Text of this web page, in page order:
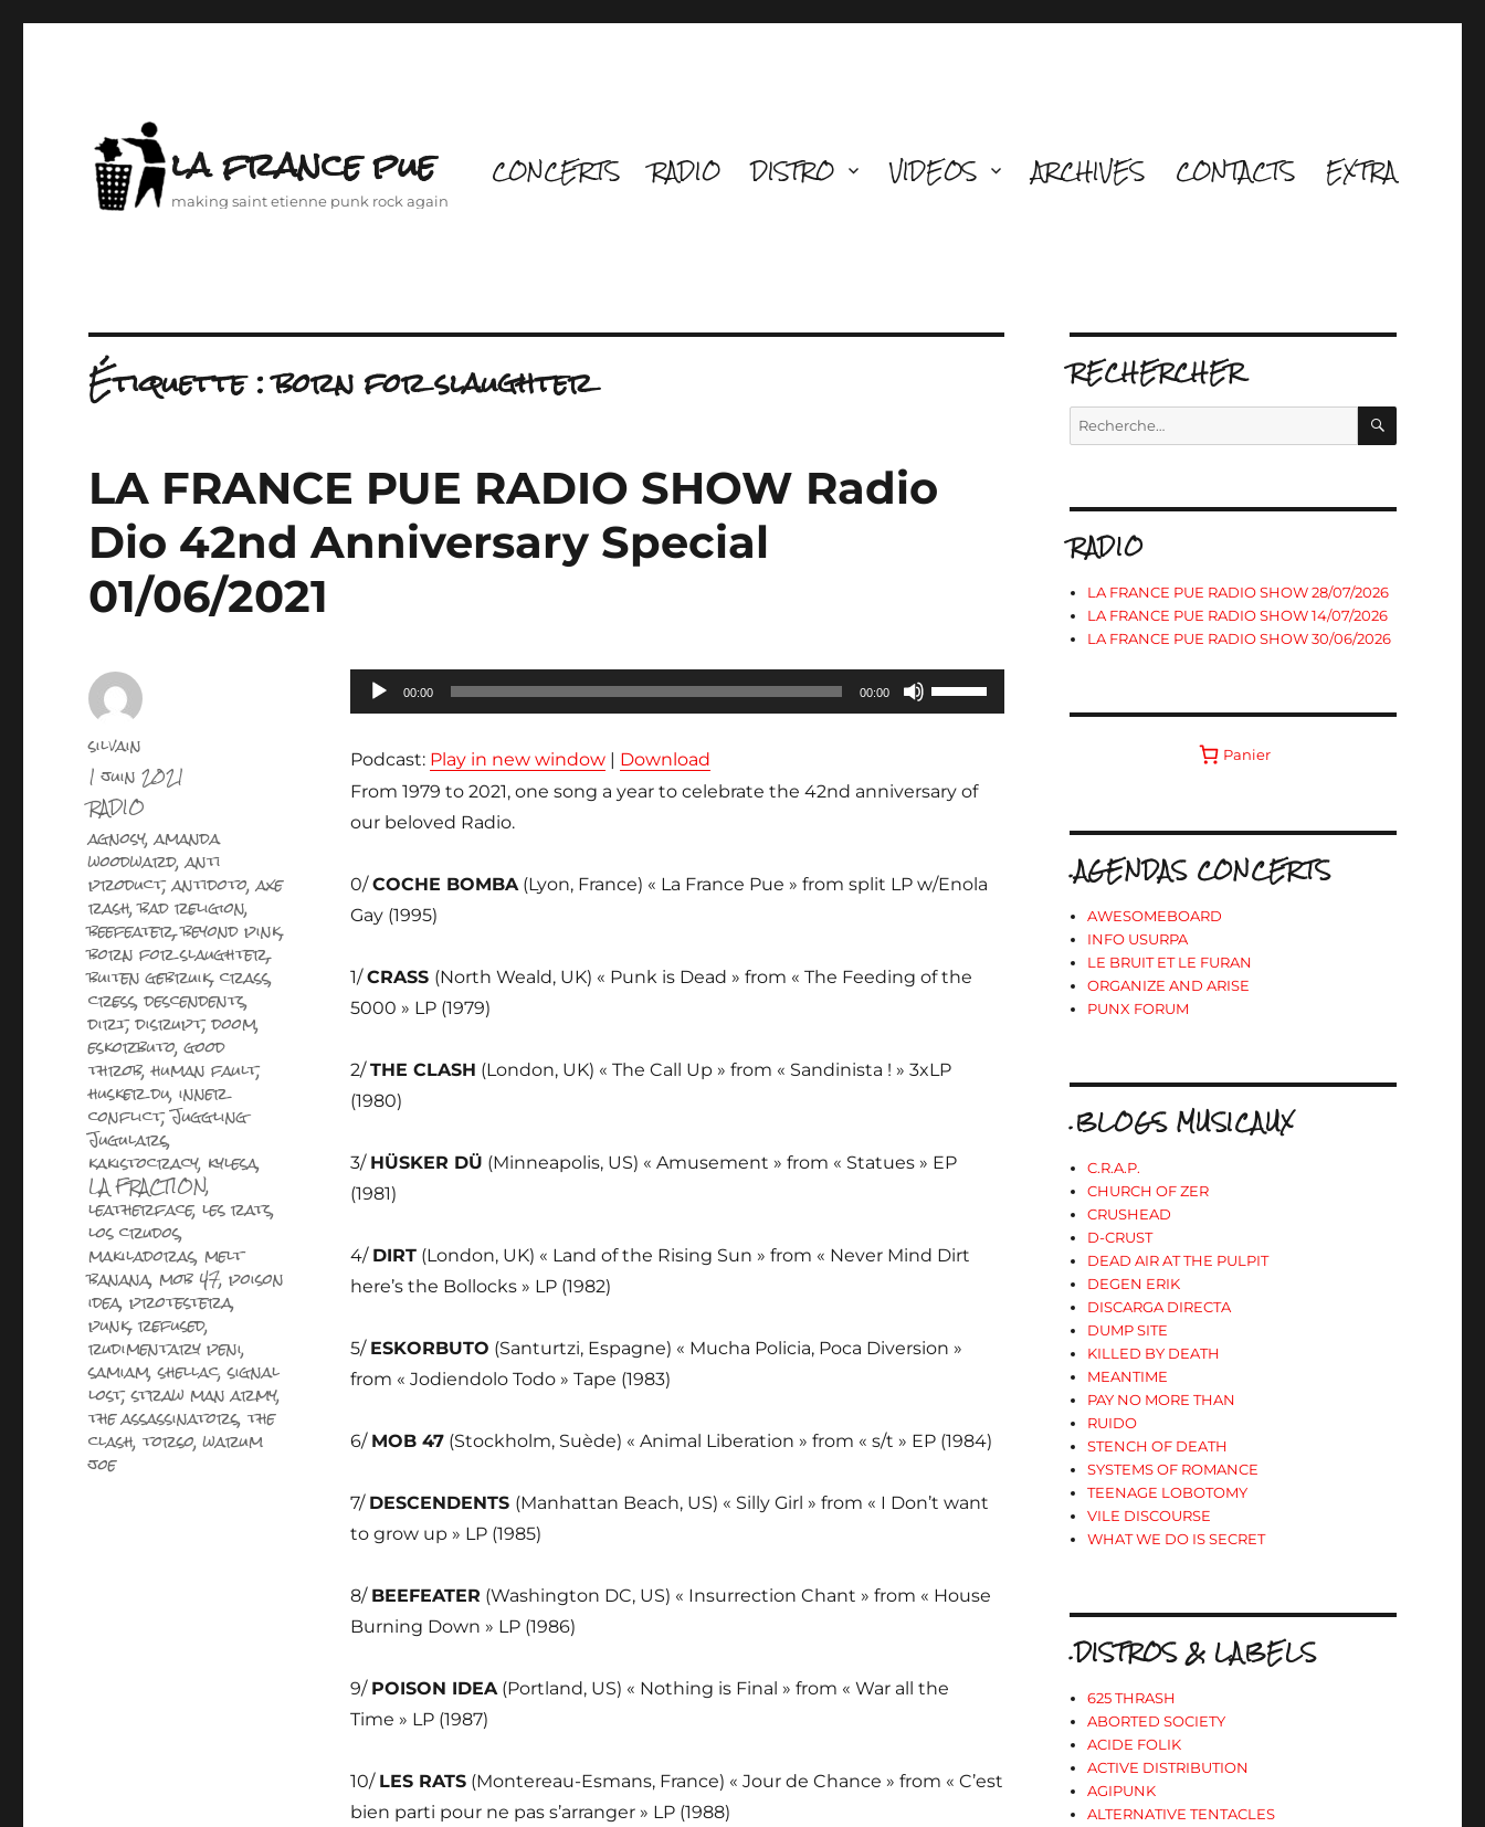
la france pue
making saint etienne punk rock again
CONCERTS RADIO DISTRO VIDEOS ARCHIVES CONTACTS EXTRA
Étiquette :born for slaughter
LA FRANCE PUE RADIO SHOW Radio
Dio 42nd Anniversary Special
01/06/2021
Lecteur
audio
00:00 00:00
Utilisez
les
pour
Podcast: Play in new window| Download
From 1979 to 2021, one song a year to celebrate the 42nd anniversary of
our beloved Radio.
0/COCHE BOMBA(Lyon, France) « La France Pue » from split LP w/Enola
Gay (1995)
1/CRASS (North Weald, UK) « Punk is Dead » from « The Feeding of the
5000 » LP (1979)
2/THE CLASH (London, UK) « The Call Up » from « Sandinista ! » 3xLP
(1980)
3/ HÜSKER DÜ (Minneapolis, US) « Amusement » from « Statues » EP
(1981)
4/ DIRT(London, UK) « Land of the Rising Sun » from « Never Mind Dirt
here’s the Bollocks » LP (1982)
5/ ESKORBUTO (Santurtzi, Espagne) « Mucha Policia, Poca Diversion »
from « Jodiendolo Todo » Tape (1983)
6/ MOB 47(Stockholm, Suède) « Animal Liberation » from « s/t » EP (1984)
7/ DESCENDENTS (Manhattan Beach, US) « Silly Girl » from « I Don’t want
to grow up » LP (1985)
8/ BEEFEATER (Washington DC, US) « Insurrection Chant » from « House
Burning Down » LP (1986)
9/ POISON IDEA(Portland, US) « Nothing is Final » from « War all the
Time » LP (1987)
10/ LES RATS(Montereau-Esmans, France) « Jour de Chance » from « C’est
bien parti pour ne pas s’arranger » LP (1988)
Auteur
silvain
Publié
le
1 juin 2021
Catégories
RADIO
Étiquettes
agnosy,amanda
woodward,anti
product,antidoto,axe
rash,bad religion,
beefeater,beyond pink,
born for slaughter,
buiten gebruik,crass,
cress,descendents,
dirt,disrupt,doom,
eskorbuto,good
throb,human fault,
husker du,inner
conflict,Juggling
Jugulars,
kakistocracy, kylesa,
LA FRACTION,
leatherface,les rats,
los crudos,
makiladoras,melt
banana,mob 47,poison
idea,protestera,
punk,refused,
rudimentary peni,
samiam,shellac,signal
lost,straw man army,
the assassinators,the
clash,torso,warum
joe
RECHERCHER
Recherche
RADIO
LA FRANCE PUE RADIO SHOW 28/07/2026
LA FRANCE PUE RADIO SHOW 14/07/2026
LA FRANCE PUE RADIO SHOW 30/06/2026
Panier
.AGENDAS CONCERTS
AWESOMEBOARD
INFO USURPA
LE BRUIT ET LE FURAN
ORGANIZE AND ARISE
PUNX FORUM
.BLOGS MUSICAUX
C.R.A.P.
CHURCH OF ZER
CRUSHEAD
D-CRUST
DEAD AIR AT THE PULPIT
DEGEN ERIK
DISCARGA DIRECTA
DUMP SITE
KILLED BY DEATH
MEANTIME
PAY NO MORE THAN
RUIDO
STENCH OF DEATH
SYSTEMS OF ROMANCE
TEENAGE LOBOTOMY
VILE DISCOURSE
WHAT WE DO IS SECRET
.DISTROS & LABELS
625 THRASH
ABORTED SOCIETY
ACIDE FOLIK
ACTIVE DISTRIBUTION
AGIPUNK
ALTERNATIVE TENTACLES